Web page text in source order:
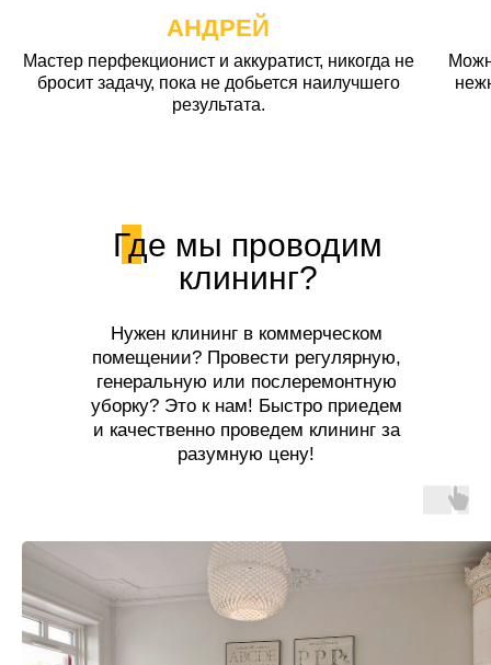
АНДРЕЙ
Мастер перфекционист и аккуратист, никогда не
бросит задачу, пока не добьется наилучшего
результата.
Где мы проводим
клининг?
Нужен клининг в коммерческом
помещении? Провести регулярную,
генеральную или послеремонтную
уборку? Это к нам! Быстро приедем
и качественно проведем клининг за
разумную цену!